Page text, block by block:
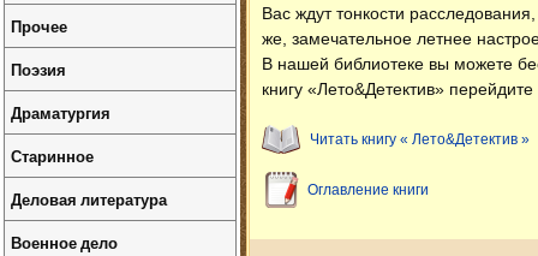
Вас ждут тонкости
же, замечательное летнее
В нашей библиотеке вы можете
книгу «Лето&Детектив»
Читать книгу « Лето&Детектив »
Оглавление книги
Прочее
Поэзия
Драматургия
Старинное
Деловая литература
Военное дело